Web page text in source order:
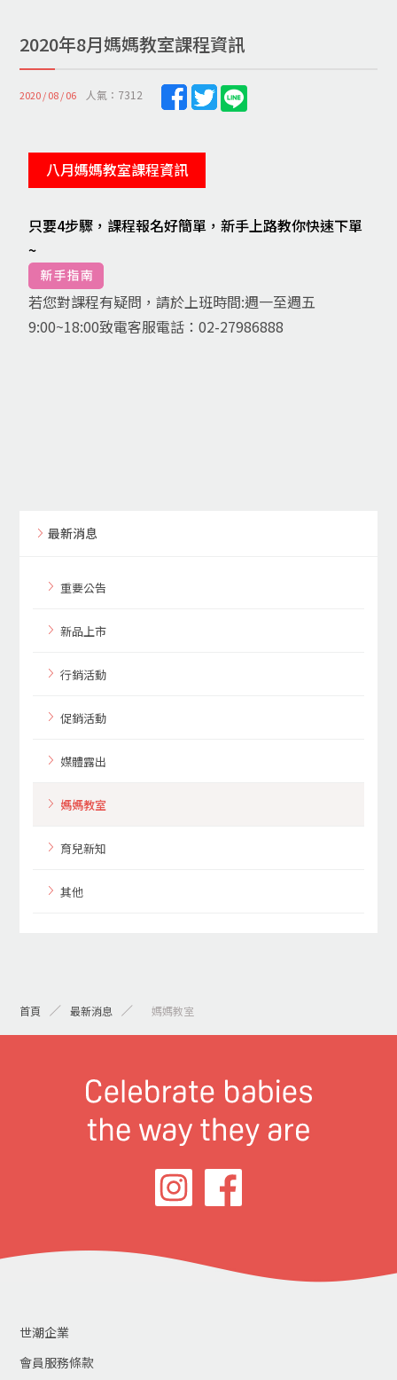
2020年8月媽媽教室課程資訊
2020 / 08 / 06 人氣：7312
八月媽媽教室課程資訊
只要4步驟，課程報名好簡單，新手上路教你快速下單
~
若您對課程有疑問，請於上班時間:週一至週五
9:00~18:00致電客服電話：02-27986888
最新消息
重要公告
新品上市
行銷活動
促銷活動
媒體露出
媽媽教室
育兒新知
其他
首頁 最新消息 > 媽媽教室
世潮企業
會員服務條款